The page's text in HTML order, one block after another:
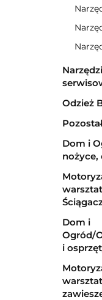
Odzież
Dom i
nożyce,
Dom i
Ogród/
i